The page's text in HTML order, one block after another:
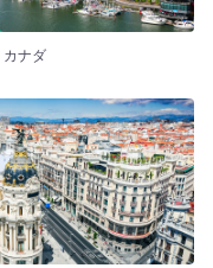
カナダ